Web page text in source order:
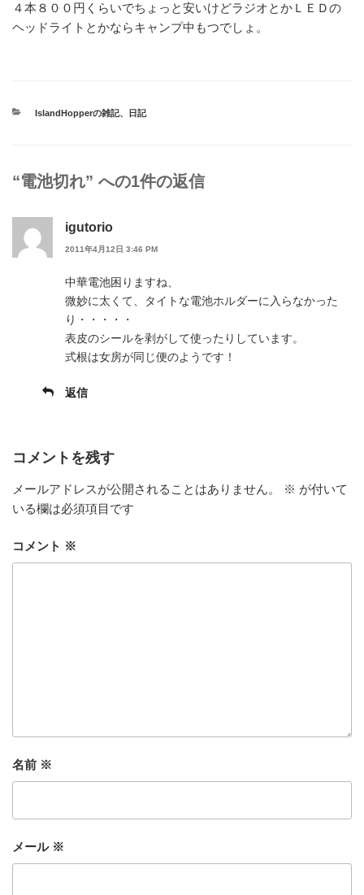
４本８００円くらいでちょっと安いけどラジオとかＬＥＤの
ヘッドライトとかならキャンプ中もつでしょ。
カ
IslandHopperの雑記、 日記
“電池切れ” への1件の返信
igutorio
2011年4月12日 3:46 PM
中華電池困りますね、
微妙に太くて、タイトな電池ホルダーに入らなかった
り・・・・・
表皮のシールを剥がして使ったりしています。
式根は女房が同じ便のようです！
返信
コメントを残す
メールアドレスが公開されることはありません。 ※ が付いて
いる欄は必須項目です
コメント ※
名前 ※
メール ※